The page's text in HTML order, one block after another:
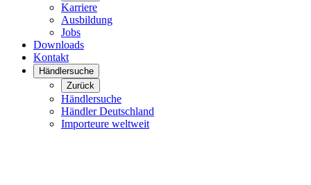
Karriere
Ausbildung
Jobs
Downloads
Kontakt
Händlersuche
Zurück
Händlersuche
Händler Deutschland
Importeure weltweit